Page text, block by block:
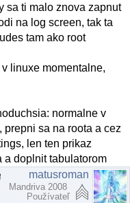
sa ti malo znova zapnut
na log screen, tak ta
tam ako root
linuxe momentalne,
normalne v
sa na roota a cez
len ten prikaz
a doplnit tabulatorom
matusroman
Mandriva 2008
Používateľ